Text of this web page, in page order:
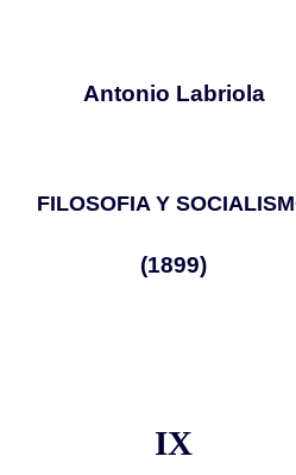
Antonio Labriola
FILOSOFIA Y
(1899)
IX